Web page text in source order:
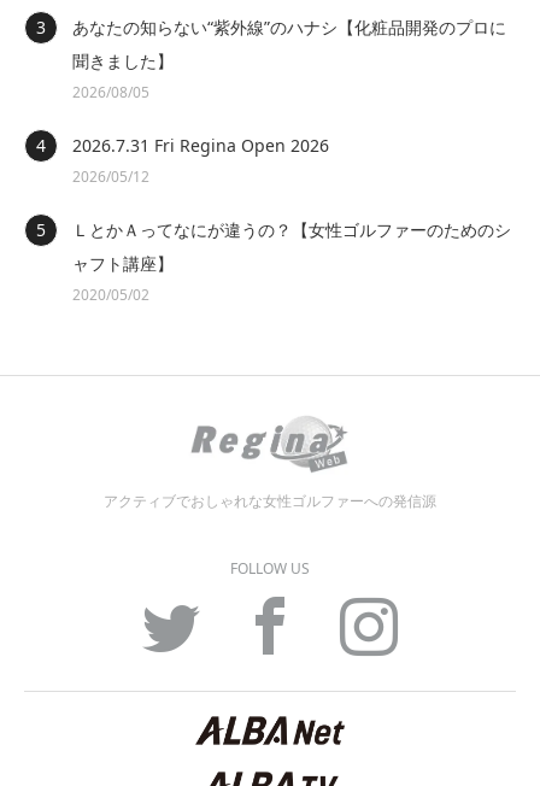
あなたの知らない“紫外線”のハナシ【化粧品開発のプロに
聞きました】
2026/08/05
2026.7.31 Fri Regina Open 2026
2026/05/12
ＬとかＡってなにが違うの？【女性ゴルファーのためのシ
ャフト講座】
2020/05/02
アクティブでおしゃれな女性ゴルファーへの発信源
FOLLOW US
Facebook Instagram